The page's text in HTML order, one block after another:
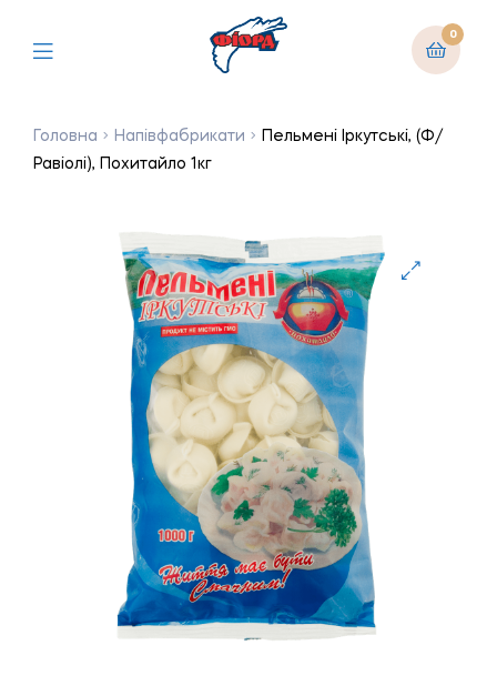
0
Головна Напівфабрикати
Пельмені Іркутські, (Ф/
Равіолі), Похитайло 1кг